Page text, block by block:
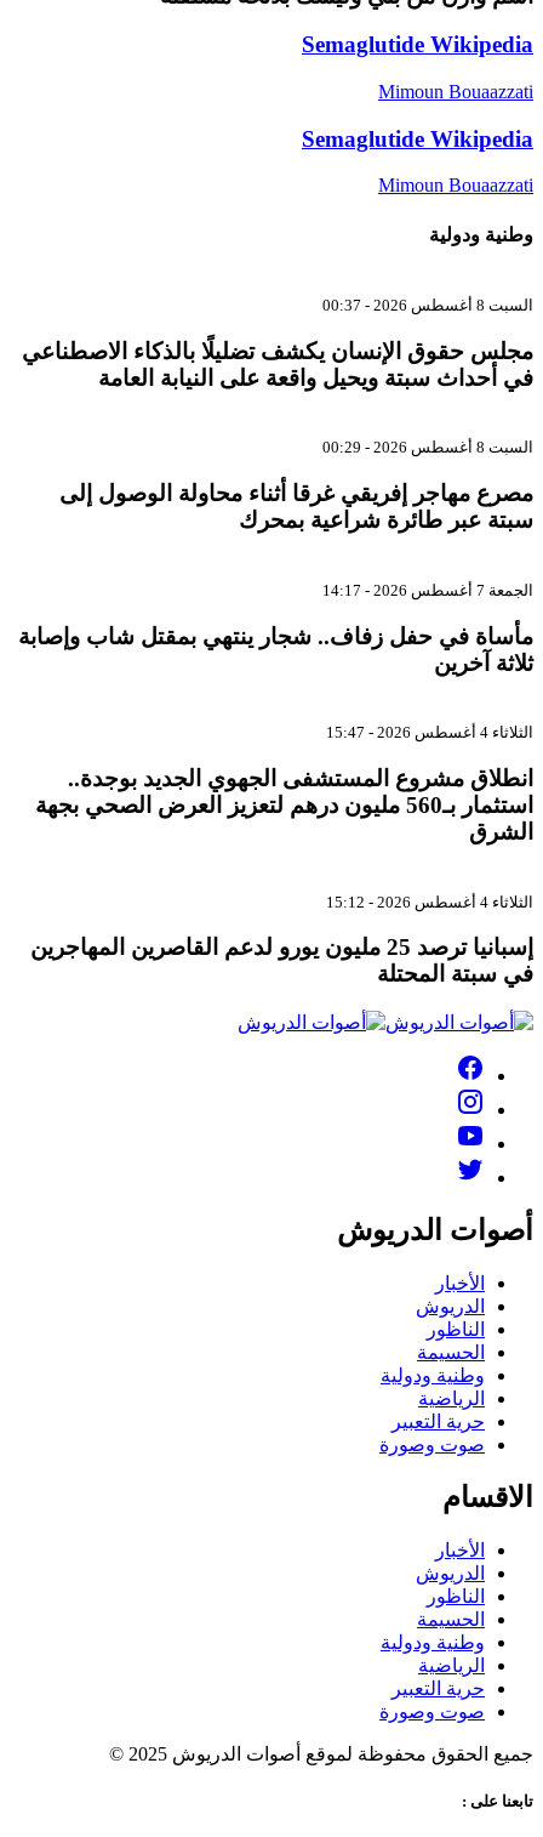
Semaglutide Wikipedia
Mimoun Bouaazzati
Semaglutide Wikipedia
Mimoun Bouaazzati
وطنية ودولية
السبت 8 أغسطس 2026 - 00:37
مجلس حقوق الإنسان يكشف تضليلًا بالذكاء الاصطناعي
في أحداث سبتة ويحيل واقعة على النيابة العامة
السبت 8 أغسطس 2026 - 00:29
مصرع مهاجر إفريقي غرقا أثناء محاولة الوصول إلى
سبتة عبر طائرة شراعية بمحرك
الجمعة 7 أغسطس 2026 - 14:17
مأساة في حفل زفاف.. شجار ينتهي بمقتل شاب وإصابة
ثلاثة آخرين
الثلاثاء 4 أغسطس 2026 - 15:47
انطلاق مشروع المستشفى الجهوي الجديد بوجدة..
استثمار بـ560 مليون درهم لتعزيز العرض الصحي بجهة
الشرق
الثلاثاء 4 أغسطس 2026 - 15:12
إسبانيا ترصد 25 مليون يورو لدعم القاصرين المهاجرين
في سبتة المحتلة
أصوات الدريوش
الأخبار
الدريوش
الناظور
الحسيمة
وطنية ودولية
الرياضية
حرية التعبير
صوت وصورة
الاقسام
الأخبار
الدريوش
الناظور
الحسيمة
وطنية ودولية
الرياضية
حرية التعبير
صوت وصورة
جميع الحقوق محفوظة لموقع أصوات الدريوش 2025 ©
تابعنا على :